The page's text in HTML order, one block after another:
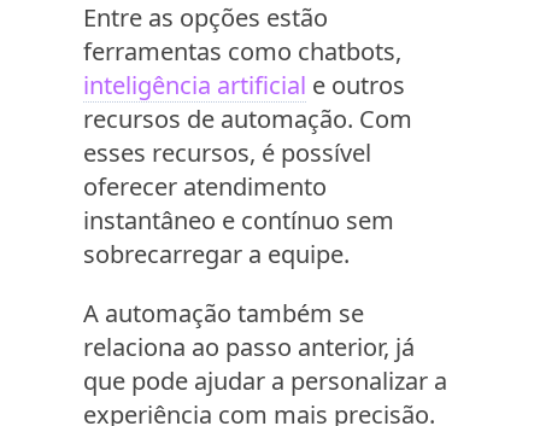
Entre as opções estão
ferramentas como chatbots,
inteligência artificial e outros
recursos de automação. Com
esses recursos, é possível
oferecer atendimento
instantâneo e contínuo sem
sobrecarregar a equipe.
A automação também se
relaciona ao passo anterior, já
que pode ajudar a personalizar a
experiência com mais precisão.